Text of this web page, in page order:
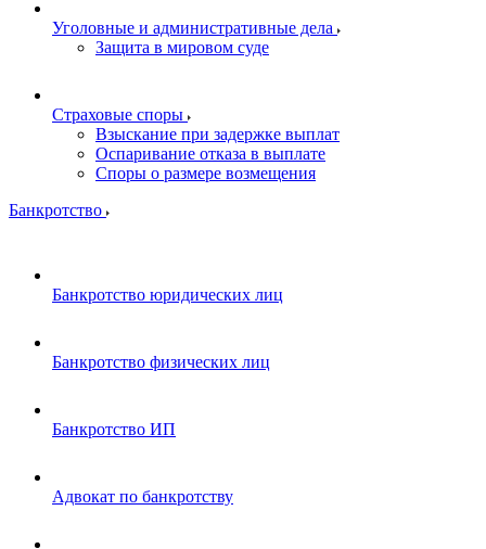
Уголовные и административные дела
Защита в мировом суде
Страховые споры
Взыскание при задержке выплат
Оспаривание отказа в выплате
Споры о размере возмещения
Банкротство
Банкротство юридических лиц
Банкротство физических лиц
Банкротство ИП
Адвокат по банкротству